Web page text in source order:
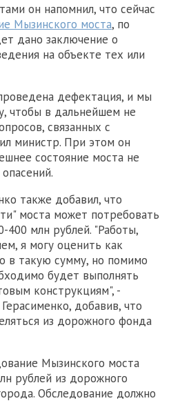
он напомнил, что сейчас
Мызинского моста, по
дано заключение о
на объекте тех или
дефектация, и мы
чтобы в дальнейшем не
связанных с
министр. При этом он
состояние моста не
также добавил, что
моста может потребовать
400 млн рублей. "Работы,
я могу оценить как
в такую сумму, но помимо
будет выполнять
конструкциям", -
добавив, что
из дорожного фонда
Мызинского моста
рублей из дорожного
Обследование должно